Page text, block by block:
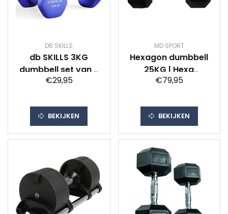
DB SKILLS
db SKILLS 3KG
dumbbell set van 2
stuks - gewichten -
Blauw
€29,95
BEKIJKEN
MD SPORT
Hexagon dumbbell
25KG | Hexa
dumbbell 25KG |
dumbbell 25KG
€79,95
BEKIJKEN